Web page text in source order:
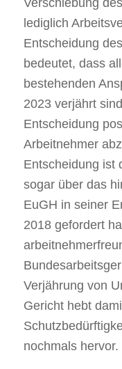
lediglich
Entscheidung
bedeutet, dass
bestehenden
2023 verjährt
Entscheidung
Arbeitnehmer
Entscheidung ist
sogar über das
EuGH in seiner
2018 gefordert
Verjährung von
Gericht hebt
nochmals hervor.